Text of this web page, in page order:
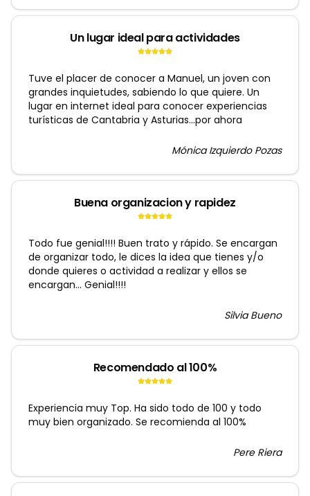
Un lugar ideal para actividades
Tuve el placer de conocer a Manuel, un joven con
grandes inquietudes, sabiendo lo que quiere. Un
lugar en internet ideal para conocer experiencias
turísticas de Cantabria y Asturias...por ahora
Mónica Izquierdo Pozas
Buena organizacion y rapidez
Todo fue genial!!!! Buen trato y rápido. Se encargan
de organizar todo, le dices la idea que tienes y/o
donde quieres o actividad a realizar y ellos se
encargan... Genial!!!!
Silvia Bueno
Recomendado al 100%
Experiencia muy Top. Ha sido todo de 100 y todo
muy bien organizado. Se recomienda al 100%
Pere Riera